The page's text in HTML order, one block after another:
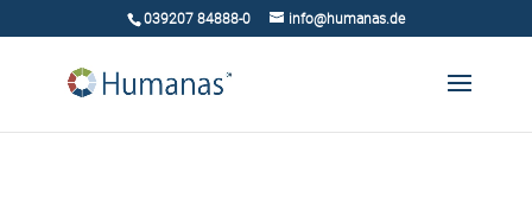
039207 84888-0 info@humanas.de